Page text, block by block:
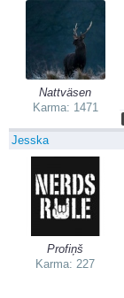
Nattväsen
Karma: 1471
Jesska
Profiņš
Karma: 227